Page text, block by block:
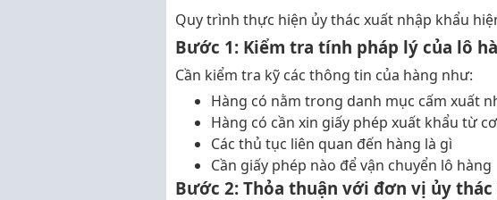
Quy trình thực hiện ủy thác xuất nhập khẩu
Bước 1: Kiểm tra tính pháp lý của lô
Cần kiểm tra kỹ các thông tin của hàng như:
Hàng có nằm trong danh mục cấm xuất
Hàng có cần xin giấy phép xuất khẩu từ
Các thủ tục liên quan đến hàng là gì
Cần giấy phép nào để vận chuyển lô hàng
Bước 2: Thỏa thuận với đơn vị ủy thác